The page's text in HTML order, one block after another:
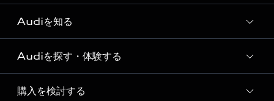
Audiを知る
Audi ブランド
Story of Progress
Audiを探す・体験する
ディーラー検索
購入を検討する